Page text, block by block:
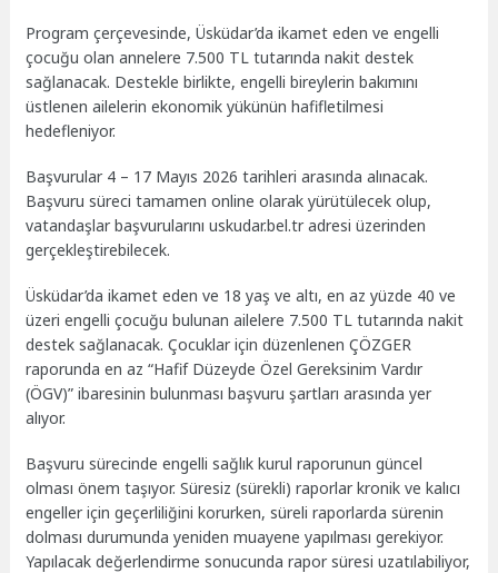
Program çerçevesinde, Üsküdar’da ikamet eden ve engelli
çocuğu olan annelere 7.500 TL tutarında nakit destek
sağlanacak. Destekle birlikte, engelli bireylerin bakımını
üstlenen ailelerin ekonomik yükünün hafifletilmesi
hedefleniyor.
Başvurular 4 – 17 Mayıs 2026 tarihleri arasında alınacak.
Başvuru süreci tamamen online olarak yürütülecek olup,
vatandaşlar başvurularını uskudar.bel.tr adresi üzerinden
gerçekleştirebilecek.
Üsküdar’da ikamet eden ve 18 yaş ve altı, en az yüzde 40 ve
üzeri engelli çocuğu bulunan ailelere 7.500 TL tutarında nakit
destek sağlanacak. Çocuklar için düzenlenen ÇÖZGER
raporunda en az “Hafif Düzeyde Özel Gereksinim Vardır
(ÖGV)” ibaresinin bulunması başvuru şartları arasında yer
alıyor.
Başvuru sürecinde engelli sağlık kurul raporunun güncel
olması önem taşıyor. Süresiz (sürekli) raporlar kronik ve kalıcı
engeller için geçerliliğini korurken, süreli raporlarda sürenin
dolması durumunda yeniden muayene yapılması gerekiyor.
Yapılacak değerlendirme sonucunda rapor süresi uzatılabiliyor,